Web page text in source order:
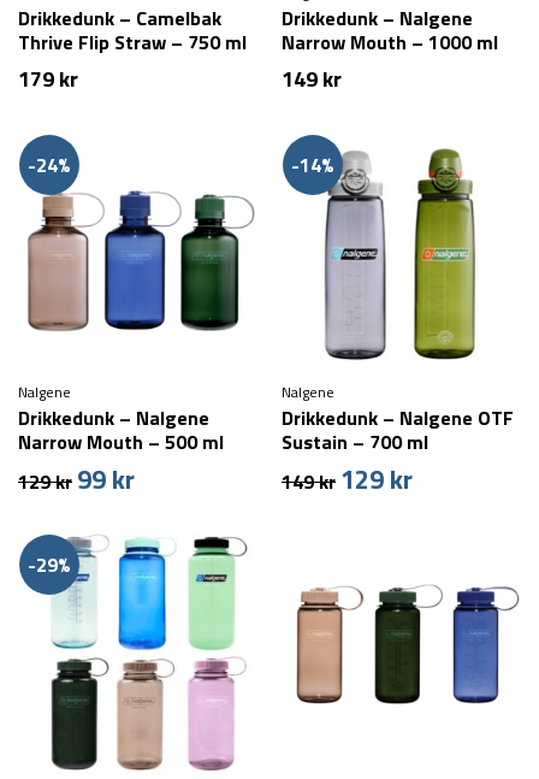
Drikkedunk – Camelbak
Thrive Flip Straw – 750 ml
179kr
Drikkedunk – Nalgene
Narrow Mouth – 1000 ml
149kr
-24%
Nalgene
Drikkedunk – Nalgene
Narrow Mouth – 500 ml
129kr Den
pris
var:
129 kr.
99krDen
pris
er:
99 kr.
-14%
Nalgene
Drikkedunk – Nalgene OTF
Sustain – 700 ml
149kr Den
149 kr.
129krDen
129 kr.
-29%